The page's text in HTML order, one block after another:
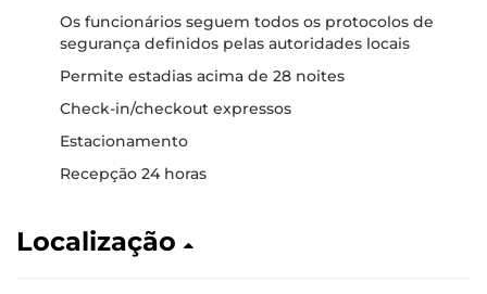
Os funcionários seguem todos os protocolos de
segurança definidos pelas autoridades locais
Permite estadias acima de 28 noites
Check-in/checkout expressos
Estacionamento
Recepção 24 horas
Localização